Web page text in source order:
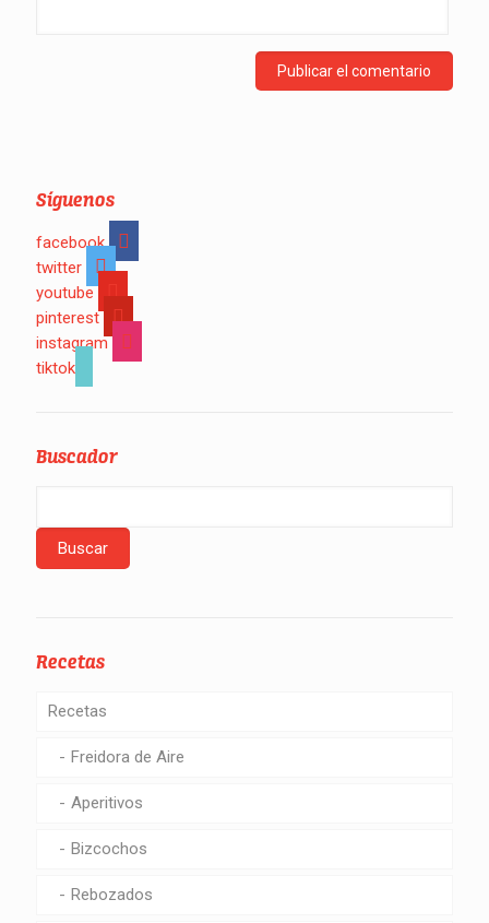
Síguenos
facebook
twitter
youtube
pinterest
instagram
tiktok
Buscador
Recetas
Recetas
Freidora de Aire
Aperitivos
Bizcochos
Rebozados